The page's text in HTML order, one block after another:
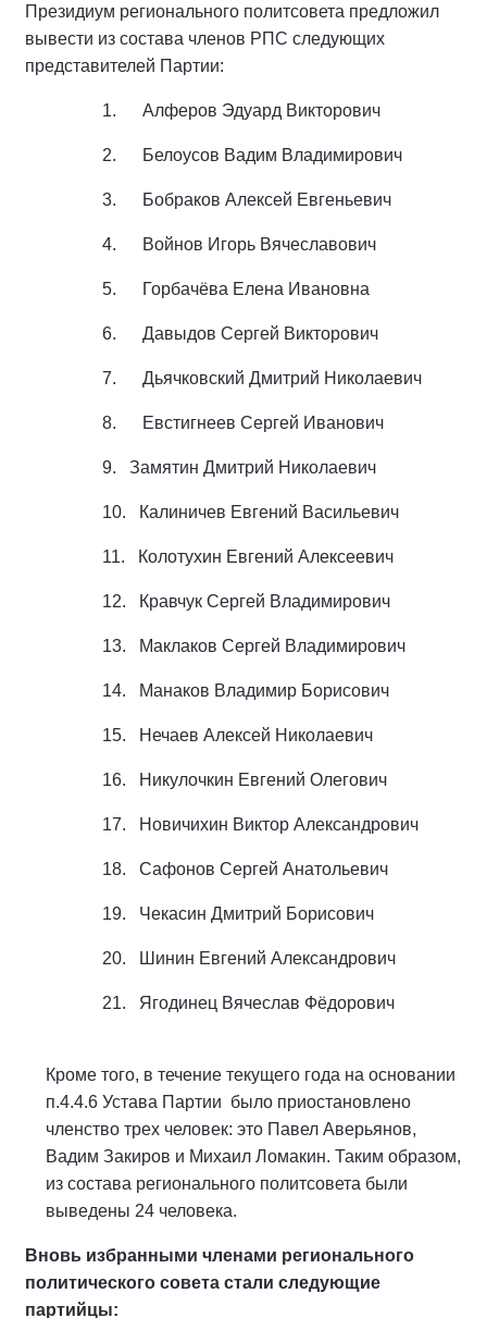
Президиум регионального политсовета предложил
вывести из состава членов РПС следующих
представителей Партии:
1. Алферов Эдуард Викторович
2. Белоусов Вадим Владимирович
3. Бобраков Алексей Евгеньевич
4. Войнов Игорь Вячеславович
5. Горбачёва Елена Ивановна
6. Давыдов Сергей Викторович
7. Дьячковский Дмитрий Николаевич
8. Евстигнеев Сергей Иванович
9. Замятин Дмитрий Николаевич
10. Калиничев Евгений Васильевич
11. Колотухин Евгений Алексеевич
12. Кравчук Сергей Владимирович
13. Маклаков Сергей Владимирович
14. Манаков Владимир Борисович
15. Нечаев Алексей Николаевич
16. Никулочкин Евгений Олегович
17. Новичихин Виктор Александрович
18. Сафонов Сергей Анатольевич
19. Чекасин Дмитрий Борисович
20. Шинин Евгений Александрович
21. Ягодинец Вячеслав Фёдорович
Кроме того, в течение текущего года на основании
п.4.4.6 Устава Партии было приостановлено
членство трех человек: это Павел Аверьянов,
Вадим Закиров и Михаил Ломакин. Таким образом,
из состава регионального политсовета были
выведены 24 человека.
Вновь избранными членами регионального
политического совета стали следующие
партийцы: